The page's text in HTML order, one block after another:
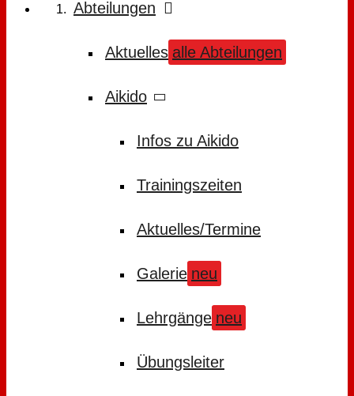
Abteilungen
Aktuelles alle Abteilungen
Aikido
Infos zu Aikido
Trainingszeiten
Aktuelles/Termine
Galerie neu
Lehrgänge neu
Übungsleiter